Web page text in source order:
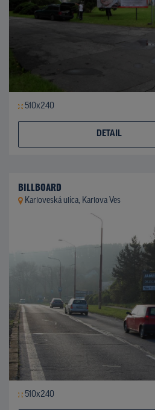
510x240
DETAIL
BILLBOARD
Karloveská ulica, Karlova Ves
510x240